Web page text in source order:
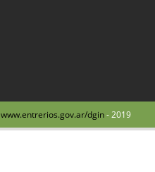
www.entrerios.gov.ar/dgin- 2019